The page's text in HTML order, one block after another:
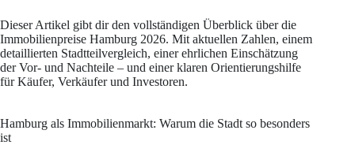
Dieser Artikel gibt dir den vollständigen Überblick über die
Immobilienpreise Hamburg 2026. Mit aktuellen Zahlen, einem
detaillierten Stadtteilvergleich, einer ehrlichen Einschätzung
der Vor- und Nachteile – und einer klaren Orientierungshilfe
für Käufer, Verkäufer und Investoren.
Hamburg als Immobilienmarkt: Warum die Stadt so besonders
ist